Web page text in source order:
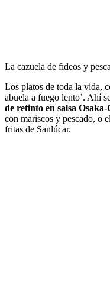
La cazuela de fideos y
Los platos de toda la vida,
abuela a fuego lento’. Ahí
de retinto en salsa
con mariscos y pescado, o
fritas de Sanlúcar.